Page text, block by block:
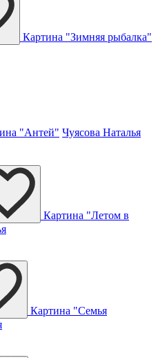
Картина "Зимняя рыбалка"
"Антей" Чуясова Наталья
Картина "Летом в
Картина "Семья